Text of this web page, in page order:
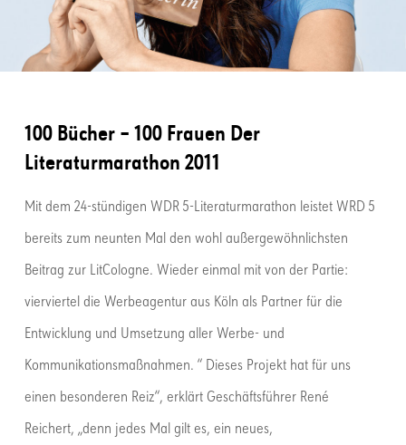
100 Bücher – 100 Frauen Der
Literaturmarathon 2011
Mit dem 24-stündigen WDR 5-Literaturmarathon leistet WRD 5
bereits zum neunten Mal den wohl außergewöhnlichsten
Beitrag zur LitCologne. Wieder einmal mit von der Partie:
vierviertel die Werbeagentur aus Köln als Partner für die
Entwicklung und Umsetzung aller Werbe- und
Kommunikationsmaßnahmen. “ Dieses Projekt hat für uns
einen besonderen Reiz“, erklärt Geschäftsführer René
Reichert, „denn jedes Mal gilt es, ein neues,